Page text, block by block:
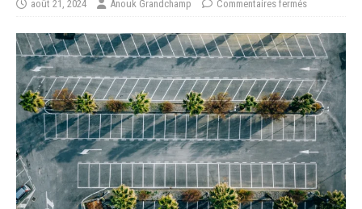
août 21, 2024 Anouk Grandchamp Commentaires fermés